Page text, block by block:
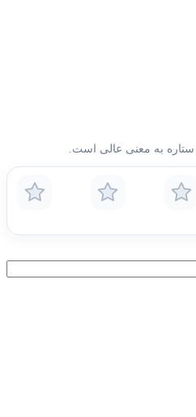
ستاره به معنی عالی است.